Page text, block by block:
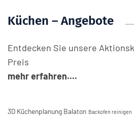
Küchen – Angebote
Entdecken Sie unsere
Preis
mehr erfahren....
3D Küchenplanung Balaton Backofen reinigen